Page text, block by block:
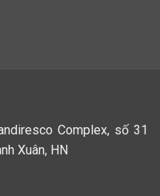
Complex, số 31
Xuân, HN